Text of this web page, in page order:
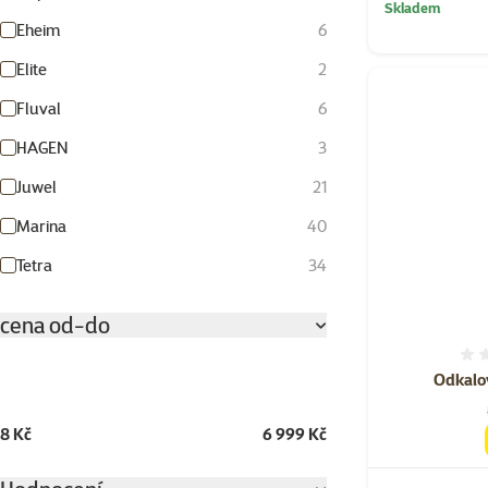
Eheim
6
Elite
2
Fluval
6
HAGEN
3
Juwel
21
Marina
40
Tetra
34
cena od-do
8 Kč 6 999 Kč
Skladem